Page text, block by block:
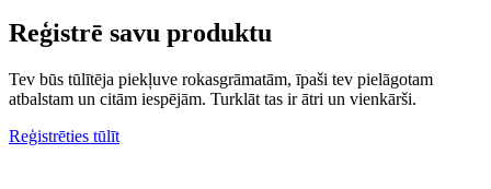
Reģistrē savu produktu
Tev būs tūlītēja piekļuve rokasgrāmatām, īpaši tev pielāgotam
atbalstam un citām iespējām. Turklāt tas ir ātri un vienkārši.
Reģistrēties tūlīt